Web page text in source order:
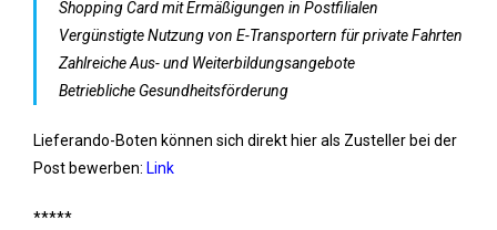
Shopping Card mit Ermäßigungen in Postfilialen
Vergünstigte Nutzung von E-Transportern für private Fahrten
Zahlreiche Aus- und Weiterbildungsangebote
Betriebliche Gesundheitsförderung
Lieferando-Boten können sich direkt hier als Zusteller bei der
Post bewerben: Link
*****